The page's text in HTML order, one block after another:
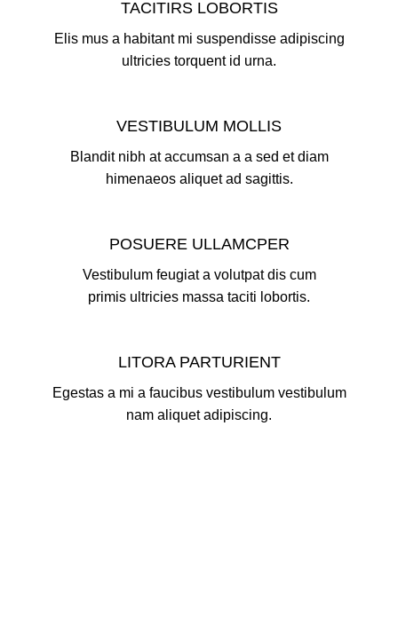
TACITIRS LOBORTIS
Elis mus a habitant mi suspendisse adipiscing
ultricies torquent id urna.
VESTIBULUM MOLLIS
Blandit nibh at accumsan a a sed et diam
himenaeos aliquet ad sagittis.
POSUERE ULLAMCPER
Vestibulum feugiat a volutpat dis cum
primis ultricies massa taciti lobortis.
LITORA PARTURIENT
Egestas a mi a faucibus vestibulum vestibulum
nam aliquet adipiscing.